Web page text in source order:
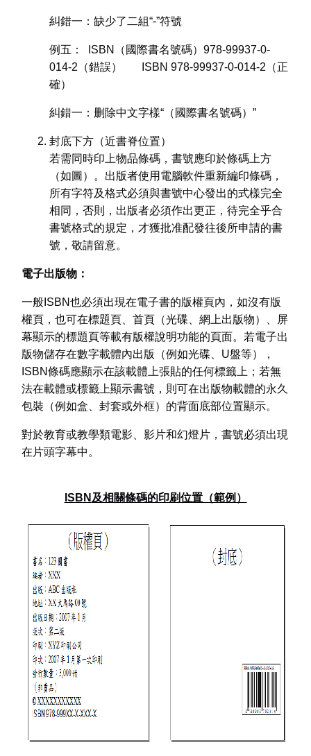
糾錯一：缺少了二組“-”符號
例五： ISBN（國際書名號碼）978-99937-0-
014-2（錯誤） ISBN 978-99937-0-014-2（正
確）
糾錯一：删除中文字樣“（國際書名號碼）”
封底下方（近書脊位置）
若需同時印上物品條碼，書號應印於條碼上方
（如圖）。出版者使用電腦軟件重新編印條碼，
所有字符及格式必須與書號中心發出的式樣完全
相同，否則，出版者必須作出更正，待完全乎合
書號格式的規定，才獲批准配發往後所申請的書
號，敬請留意。
電子出版物：
一般ISBN也必須出現在電子書的版權頁內，如沒有版
權頁，也可在標題頁、首頁（光碟、網上出版物）、屏
幕顯示的標題頁等載有版權說明功能的頁面。若電子出
版物儲存在數字載體內出版（例如光碟、U盤等），
ISBN條碼應顯示在該載體上張貼的任何標籤上；若無
法在載體或標籤上顯示書號，則可在出版物載體的永久
包裝（例如盒、封套或外框）的背面底部位置顯示。
對於教育或教學類電影、影片和幻燈片，書號必須出現
在片頭字幕中。
ISBN 及相關條碼的印刷位置（範例）